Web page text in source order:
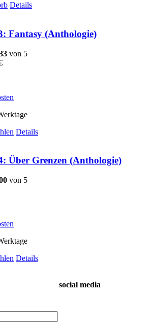
Details
Fantasy (Anthologie)
von 5
Dieses
mehrere
auf.
gewählt
Details
Über Grenzen (Anthologie)
von 5
Dieses
Die
Optionen
Details
social media